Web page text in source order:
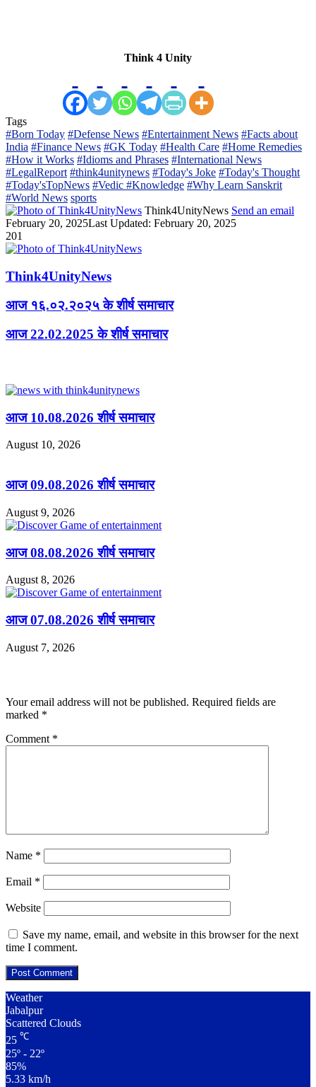
Think 4 Unity
Tags
#Born Today #Defense News #Entertainment News #Facts about
India #Finance News #GK Today #Health Care #Home Remedies
#How it Works #Idioms and Phrases #International News
#LegalReport #think4unitynews #Today's Joke #Today's Thought
#Today'sTopNews #Vedic #Knowledge #Why Learn Sanskrit
#World News sports
Think4UnityNews Send an email
February 20, 2025Last Updated: February 20, 2025
201
Think4UnityNews
आज १६.०२.२०२५ के शीर्ष समाचार
आज 22.02.2025 के शीर्ष समाचार
आज 10.08.2026 शीर्ष समाचार
August 10, 2026
आज 09.08.2026 शीर्ष समाचार
August 9, 2026
आज 08.08.2026 शीर्ष समाचार
August 8, 2026
आज 07.08.2026 शीर्ष समाचार
August 7, 2026
Your email address will not be published. Required fields are
marked *
Comment *
Name *
Email *
Website
Save my name, email, and website in this browser for the next
time I comment.
Weather
Jabalpur
Scattered Clouds
25 ℃
25º - 22º
85%
5.33 km/h